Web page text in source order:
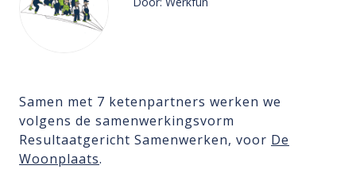
Samen met 7 ketenpartners werken we
volgens de samenwerkingsvorm
Resultaatgericht Samenwerken, voor De
Woonplaats.